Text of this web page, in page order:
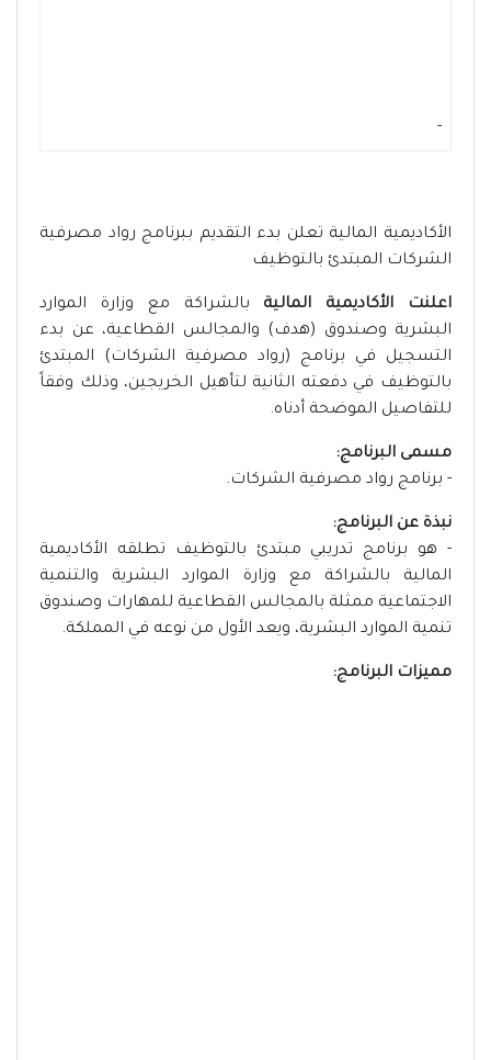
-
الأكاديمية المالية تعلن بدء التقديم ببرنامج رواد مصرفية
الشركات المبتدئ بالتوظيف
اعلنت الأكاديمية المالية بالشراكة مع وزارة الموارد
البشرية وصندوق (هدف) والمجالس القطاعية، عن بدء
التسجيل في برنامج (رواد مصرفية الشركات) المبتدئ
بالتوظيف في دفعته الثانية لتأهيل الخريجين، وذلك وفقاً
للتفاصيل الموضحة أدناه.
مسمى البرنامج:
- برنامج رواد مصرفية الشركات.
نبذة عن البرنامج:
- هو برنامج تدريبي مبتدئ بالتوظيف تطلقه الأكاديمية
المالية بالشراكة مع وزارة الموارد البشرية والتنمية
الاجتماعية ممثلة بالمجالس القطاعية للمهارات وصندوق
تنمية الموارد البشرية، ويعد الأول من نوعه في المملكة.
مميزات البرنامج: